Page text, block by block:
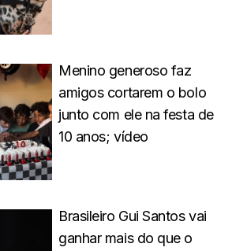
Menino generoso faz
amigos cortarem o bolo
junto com ele na festa de
10 anos; vídeo
Brasileiro Gui Santos vai
ganhar mais do que o